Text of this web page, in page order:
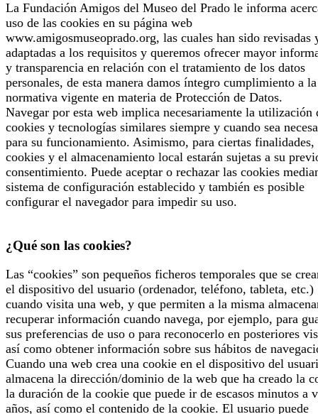
La Fundación Amigos del Museo del Prado le informa
uso de las cookies en su página web
www.amigosmuseoprado.org, las cuales han sido revisadas
adaptadas a los requisitos y queremos ofrecer mayor
y transparencia en relación con el tratamiento de los datos
personales, de esta manera damos íntegro cumplimiento a la
normativa vigente en materia de Protección de Datos.
Navegar por esta web implica necesariamente la utilización
cookies y tecnologías similares siempre y cuando sea
para su funcionamiento. Asimismo, para ciertas finalidades,
cookies y el almacenamiento local estarán sujetas a su
consentimiento. Puede aceptar o rechazar las cookies
sistema de configuración establecido y también es posible
configurar el navegador para impedir su uso.
¿Qué son las cookies?
Las “cookies” son pequeños ficheros temporales que se
el dispositivo del usuario (ordenador, teléfono, tableta, etc.)
cuando visita una web, y que permiten a la misma
recuperar información cuando navega, por ejemplo, para
sus preferencias de uso o para reconocerlo en posteriores
así como obtener información sobre sus hábitos de
Cuando una web crea una cookie en el dispositivo del
almacena la dirección/dominio de la web que ha creado la
la duración de la cookie que puede ir de escasos minutos a
años, así como el contenido de la cookie. El usuario puede